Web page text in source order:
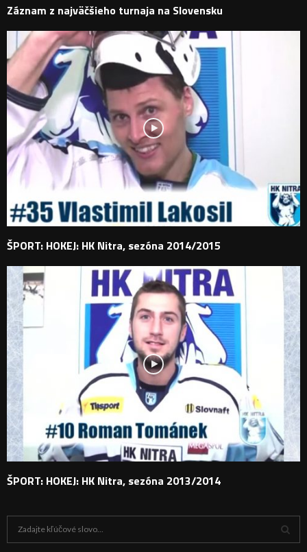
Záznam z najväčšieho turnaja na Slovensku
ŠPORT: HOKEJ: HK Nitra, sezóna 2014/2015
ŠPORT: HOKEJ: HK Nitra, sezóna 2013/2014